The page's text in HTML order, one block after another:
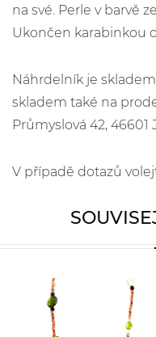
na své. Perle v barvě
Ukončen karabinkou
Náhrdelník je
skladem také na
Průmyslová 42,
V případě dotazů